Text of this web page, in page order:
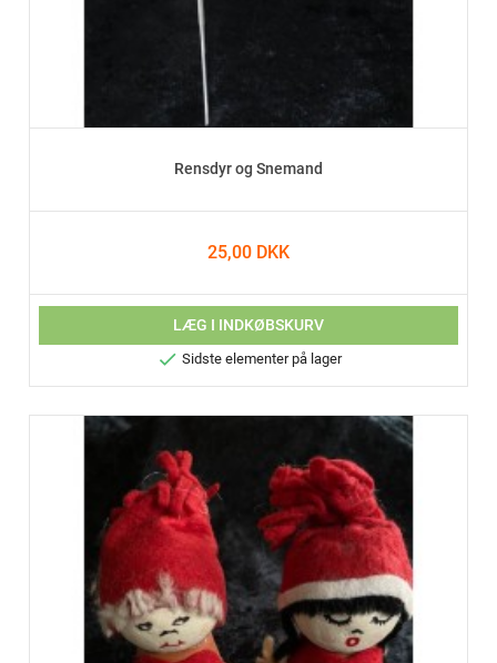
Rensdyr og Snemand
25,00 DKK
LÆG I INDKØBSKURV
 Sidste elementer på lager